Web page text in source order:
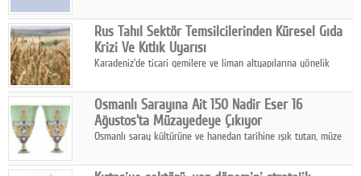
artırmak amacıyla Cereyan Medya ve Yandex Ads iş birliğiyle
Yandex Maps & Navi'nin yeni "Markalı Rota" reklam formatını
kullanan ilk marka oldu.
Rus Tahıl Sektör Temsilcilerinden Küresel Gıda
Krizi Ve Kıtlık Uyarısı
Karadeniz'de ticari gemilere ve liman altyapılarına yönelik
geçirdi.
Osmanlı Sarayına Ait 150 Nadir Eser 16
Ağustos'ta Müzayedeye Çıkıyor
Osmanlı saray kültürüne ve hanedan tarihine ışık tutan, müze
Ağustos'ta Arthill Müzecilik'in düzenleyeceği özel müzayedede